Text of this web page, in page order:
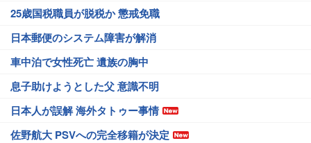
25歳国税職員が脱税か 懲戒免職
日本郵便のシステム障害が解消
車中泊で女性死亡 遺族の胸中
息子助けようとした父 意識不明
日本人が誤解 海外タトゥー事情
佐野航大 PSVへの完全移籍が決定